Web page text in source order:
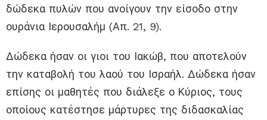
δώδεκα πυλών που ανοίγουν την είσοδο στην
ουράνια Ιερουσαλήμ (Απ. 21, 9).
Δώδεκα ήσαν οι γιοι του Ιακώβ, που αποτελούν
την καταβολή του λαού του Ισραήλ. Δώδεκα ήσαν
επίσης οι μαθητές που διάλεξε ο Κύριος, τους
οποίους κατέστησε μάρτυρες της διδασκαλίας